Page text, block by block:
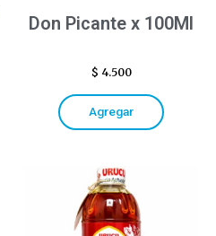
Don Picante x 100Ml
$ 4.500
Agregar